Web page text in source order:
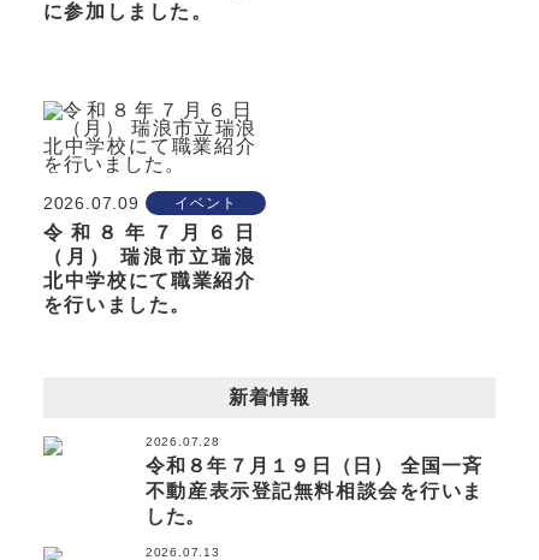
に参加しました。
2026.07.09 イベント
令和８年７月６日
（月） 瑞浪市立瑞浪
北中学校にて職業紹介
を行いました。
新着情報
2026.07.28
令和８年７月１９日（日） 全国一斉
不動産表示登記無料相談会を行いま
した。
2026.07.13